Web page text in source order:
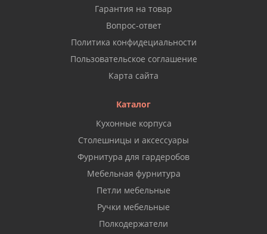
Гарантия на товар
Вопрос-ответ
Политика конфидециальности
Пользовательское соглашение
Карта сайта
Каталог
Кухонные корпуса
Столешницы и аксессуары
Фурнитура для гардеробов
Мебельная фурнитура
Петли мебельные
Ручки мебельные
Полкодержатели